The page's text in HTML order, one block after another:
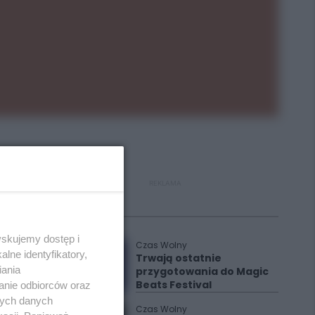
Czas Wolny
Trwają ostatnie
przygotowania do Magic
Beats Festival
Czas Wolny
dostęp i
identyfikatory,
odbiorców oraz
danych